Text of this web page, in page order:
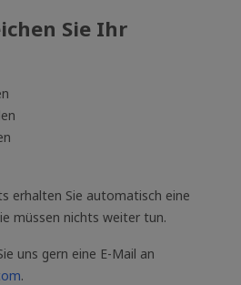
Sie Ihr
erhalten Sie automatisch eine
müssen nichts weiter tun.
uns gern eine E-Mail an
.